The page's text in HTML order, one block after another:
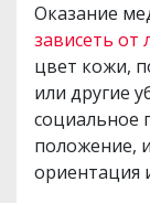
Оказание
зависеть от
цвет кожи,
или другие
социальное
положение,
ориентация